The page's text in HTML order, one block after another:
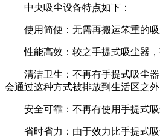
中央吸尘设备特点如下：
使用简便：无需再搬运笨重的吸
性能高效：较之手提式吸尘器，
清洁卫生：不再有手提式吸尘器
会通过这种方式被排放到生活区之外
安全可靠：不再有使用手提式吸
省时省力：由于效力比手提式吸